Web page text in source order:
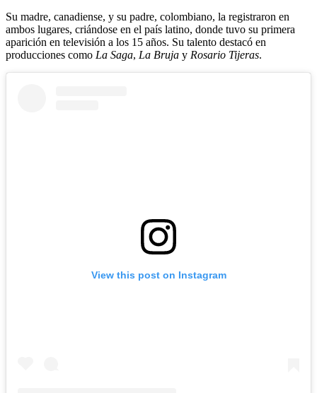
Su madre, canadiense, y su padre, colombiano, la registraron en
ambos lugares, criándose en el país latino, donde tuvo su primera
aparición en televisión a los 15 años. Su talento destacó en
producciones como La Saga, La Bruja y Rosario Tijeras.
View this post on Instagram